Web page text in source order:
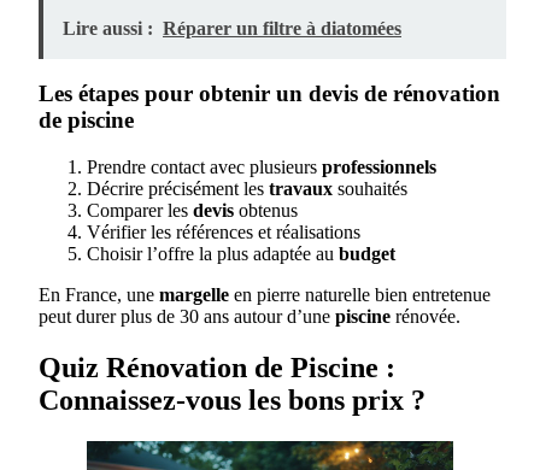
Lire aussi : Réparer un filtre à diatomées
Les étapes pour obtenir un devis de rénovation
de piscine
Prendre contact avec plusieurs professionnels
Décrire précisément les travaux souhaités
Comparer les devis obtenus
Vérifier les références et réalisations
Choisir l’offre la plus adaptée au budget
En France, une margelle en pierre naturelle bien entretenue
peut durer plus de 30 ans autour d’une piscine rénovée.
Quiz Rénovation de Piscine :
Connaissez-vous les bons prix ?